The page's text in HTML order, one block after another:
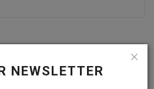
NEWSLETTER